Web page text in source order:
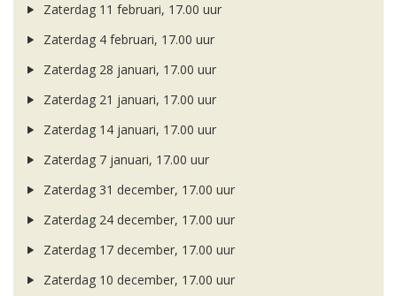
Zaterdag 11 februari, 17.00 uur
Zaterdag 4 februari, 17.00 uur
Zaterdag 28 januari, 17.00 uur
Zaterdag 21 januari, 17.00 uur
Zaterdag 14 januari, 17.00 uur
Zaterdag 7 januari, 17.00 uur
Zaterdag 31 december, 17.00 uur
Zaterdag 24 december, 17.00 uur
Zaterdag 17 december, 17.00 uur
Zaterdag 10 december, 17.00 uur